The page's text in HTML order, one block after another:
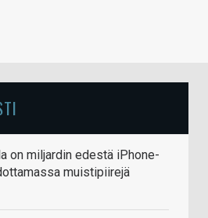
on miljardin edestä iPhone-
muistipiirejä